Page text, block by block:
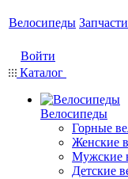
Велосипеды Запчасти
Войти
Каталог
Велосипеды
Горные
Женские
Мужские
Детские